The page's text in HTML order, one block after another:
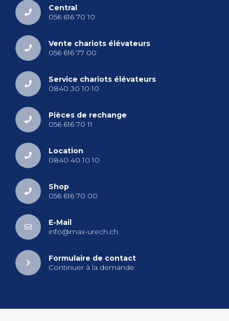
Cen­tral
056 616 70 10
Vente cha­riots élé­va­teurs
056 616 77 00
Ser­vice cha­riots élé­va­teurs
0840 30 10 10
Pièces de rechange
056 616 70 11
Loca­tion
0840 40 10 10
Shop
056 616 70 00
E-Mail
info@​max-​urech.​ch
For­mu­laire de contact
Conti­nuer à la demande